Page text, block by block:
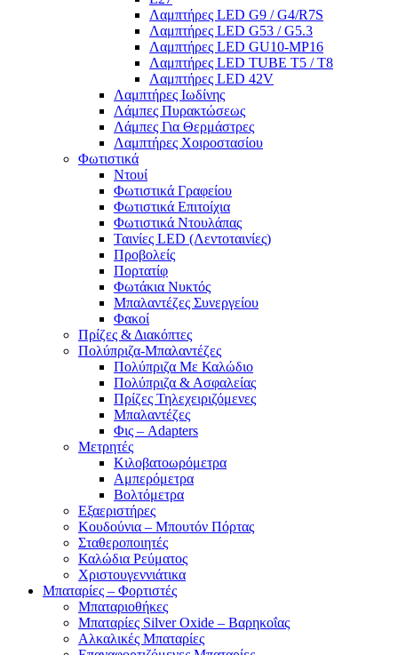
Λαμπτήρες LED G9 / G4/R7S
Λαμπτήρες LED G53 / G5.3
Λαμπτήρες LED GU10-ΜΡ16
Λαμπτήρες LED TUBE T5 / T8
Λαμπτήρες LED 42V
Λαμπτήρες Ιωδίνης
Λάμπες Πυρακτώσεως
Λάμπες Για Θερμάστρες
Λαμπτήρες Χοιροστασίου
Φωτιστικά
Ντουί
Φωτιστικά Γραφείου
Φωτιστικά Επιτοίχια
Φωτιστικά Ντουλάπας
Ταινίες LED (Λεντοταινίες)
Προβολείς
Πορτατίφ
Φωτάκια Νυκτός
Μπαλαντέζες Συνεργείου
Φακοί
Πρίζες & Διακόπτες
Πολύπριζα-Μπαλαντέζες
Πολύπριζα Με Καλώδιο
Πολύπριζα & Ασφαλείας
Πρίζες Τηλεχειριζόμενες
Μπαλαντέζες
Φις – Adapters
Μετρητές
Κιλοβατοωρόμετρα
Αμπερόμετρα
Βολτόμετρα
Εξαεριστήρες
Κουδούνια – Μπουτόν Πόρτας
Σταθεροποιητές
Καλώδια Ρεύματος
Χριστουγεννιάτικα
Μπαταρίες – Φορτιστές
Μπαταριοθήκες
Μπαταρίες Silver Oxide – Βαρηκοΐας
Αλκαλικές Μπαταρίες